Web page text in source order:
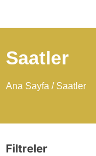
Saatler
Ana Sayfa / Saatler
Filtreler